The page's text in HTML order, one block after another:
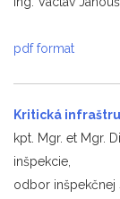
pdf format
Kritická
kpt. Mgr. et Mgr.
inšpekcie,
odbor inšpekčnej